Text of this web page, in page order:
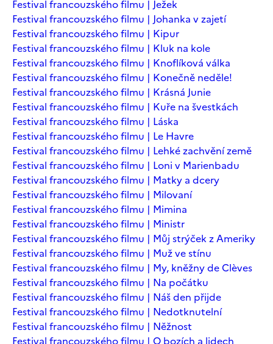
Festival francouzského filmu | Ježek
Festival francouzského filmu | Johanka v zajetí
Festival francouzského filmu | Kipur
Festival francouzského filmu | Kluk na kole
Festival francouzského filmu | Knoflíková válka
Festival francouzského filmu | Konečně neděle!
Festival francouzského filmu | Krásná Junie
Festival francouzského filmu | Kuře na švestkách
Festival francouzského filmu | Láska
Festival francouzského filmu | Le Havre
Festival francouzského filmu | Lehké zachvění země
Festival francouzského filmu | Loni v Marienbadu
Festival francouzského filmu | Matky a dcery
Festival francouzského filmu | Milovaní
Festival francouzského filmu | Mimina
Festival francouzského filmu | Ministr
Festival francouzského filmu | Můj strýček z Ameriky
Festival francouzského filmu | Muž ve stínu
Festival francouzského filmu | My, kněžny de Clèves
Festival francouzského filmu | Na počátku
Festival francouzského filmu | Náš den přijde
Festival francouzského filmu | Nedotknutelní
Festival francouzského filmu | Něžnost
Festival francouzského filmu | O bozích a lidech